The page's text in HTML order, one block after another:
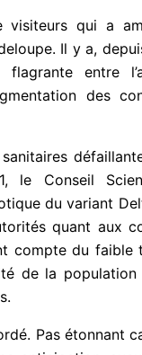
JAN NOU RIVÉ LA
qui a
Il y a,
flagrante
le Conseil
du variant
autorités
tenant
de soins.